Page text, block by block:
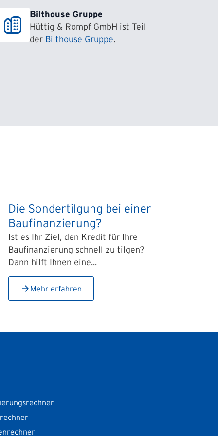
Bilthouse Gruppe
Hüttig & Rompf GmbH ist Teil
der Bilthouse Gruppe.
Die Sondertilgung bei einer
Baufinanzierung?
Ist es Ihr Ziel, den Kredit für Ihre
Baufinanzierung schnell zu tilgen?
Dann hilft Ihnen eine...
Mehr erfahren